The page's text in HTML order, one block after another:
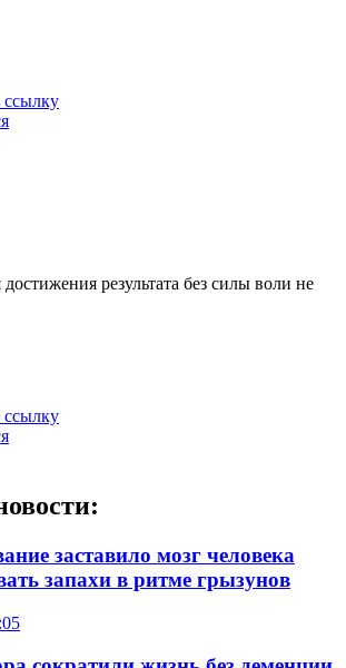
ссылку
результата без силы воли не
ссылку
заставило мозг человека
запахи в ритме грызунов